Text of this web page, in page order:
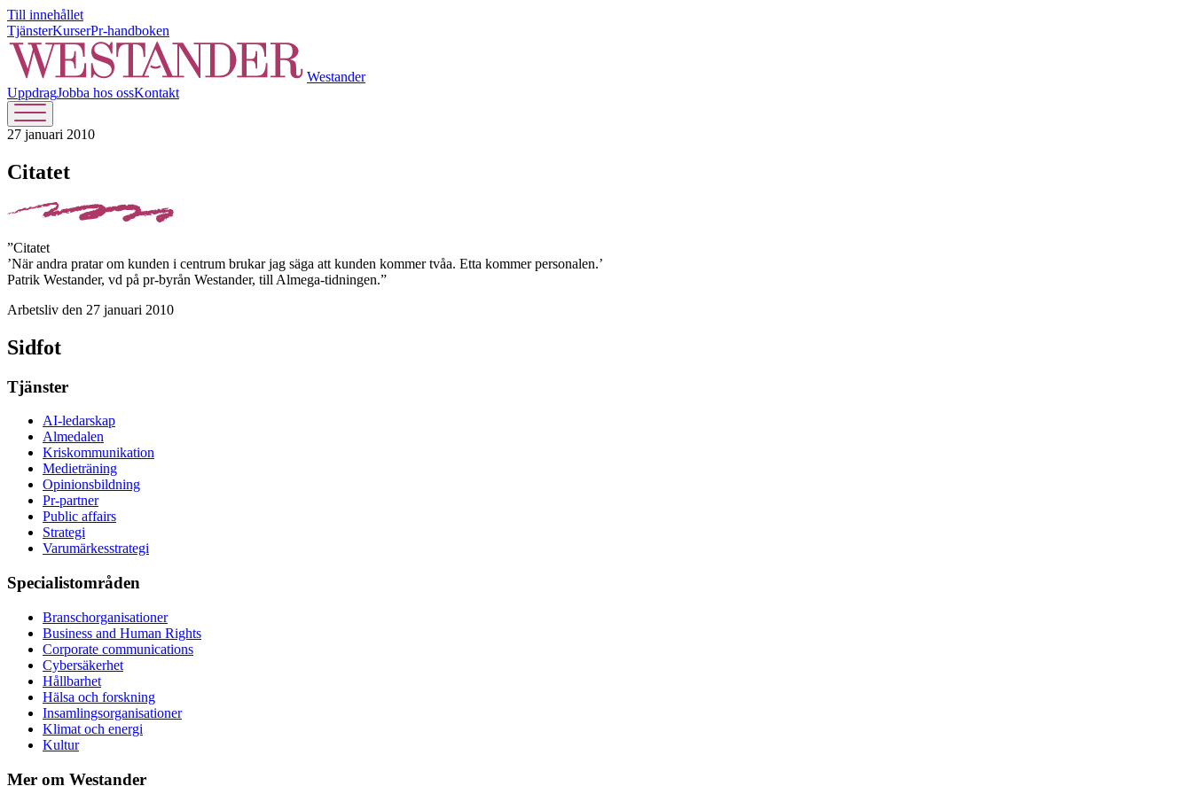
Till innehållet
TjänsterKurserPr-handboken
Westander
UppdragJobba hos ossKontakt
27 januari 2010
Citatet
”Citatet
’När andra pratar om kunden i centrum brukar jag säga att kunden kommer tvåa. Etta kommer personalen.’
Patrik Westander, vd på pr-byrån Westander, till Almega-tidningen.”
Arbetsliv den 27 januari 2010
Sidfot
Tjänster
AI-ledarskap
Almedalen
Kris­kommunikation
Medieträning
Opinionsbildning
Pr-partner
Public affairs
Strategi
Varumärkesstrategi
Specialistområden
Branschorganisationer
Business and Human Rights
Corporate communications
Cybersäkerhet
Hållbarhet
Hälsa och forskning
Insamlingsorganisationer
Klimat och energi
Kultur
Mer om Westander